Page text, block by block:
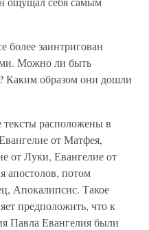
более заинтригован
Можно ли быть
Каким образом они дошли
расположены в
от Матфея,
от Луки, Евангелие от
апостолов, потом
Апокалипсис. Такое
предположить, что к
Павла Евангелия были